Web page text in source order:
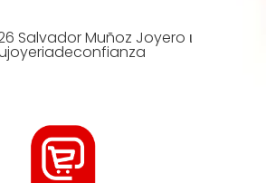
Salvador Muñoz Joyero ι